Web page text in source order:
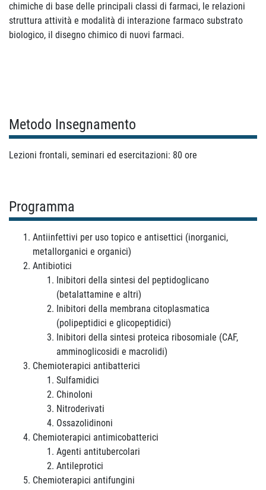
chimiche di base delle principali classi di farmaci, le relazioni
struttura attività e modalità di interazione farmaco substrato
biologico, il disegno chimico di nuovi farmaci.
Metodo Insegnamento
Lezioni frontali, seminari ed esercitazioni: 80 ore
Programma
Antiinfettivi per uso topico e antisettici (inorganici,
metallorganici e organici)
Antibiotici
Inibitori della sintesi del peptidoglicano
(betalattamine e altri)
Inibitori della membrana citoplasmatica
(polipeptidici e glicopeptidici)
Inibitori della sintesi proteica ribosomiale (CAF,
amminoglicosidi e macrolidi)
Chemioterapici antibatterici
Sulfamidici
Chinoloni
Nitroderivati
Ossazolidinoni
Chemioterapici antimicobatterici
Agenti antitubercolari
Antileprotici
Chemioterapici antifungini